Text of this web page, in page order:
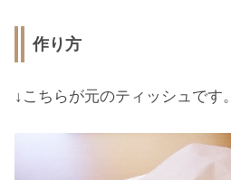
作り方
↓こちらが元のティッシュです。